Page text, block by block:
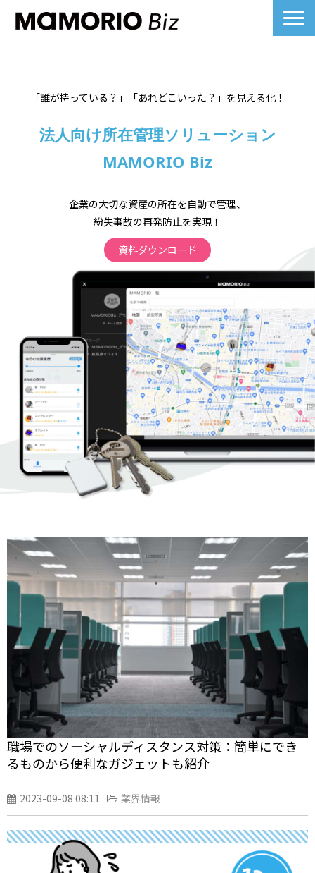
料金について
導入事例一覧
お役立ち記事へ
ノベルティ
「誰が持っている？」「あれどこいった？」を見える化！
法人向け所在管理ソリューション
MAMORIO Biz
企業の大切な資産の所在を自動で管理、
紛失事故の再発防止を実現！
資料ダウンロード
職場でのソーシャルディスタンス対策：簡単にでき
るものから便利なガジェットも紹介
2023-09-08 08:11 業界情報